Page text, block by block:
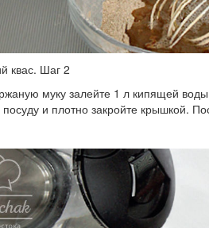
квас. Шаг 2
муку залейте 1 л кипящей
посуду и плотно закройте крышкой.